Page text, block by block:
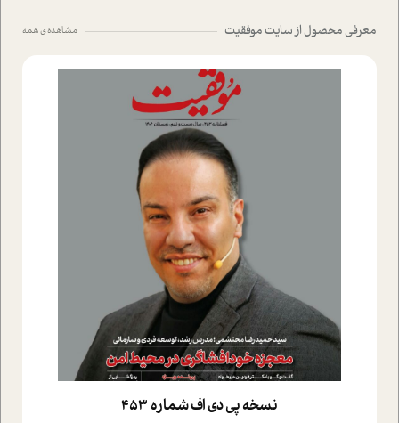
معرفی محصول از سایت موفقیت مشاهده ی همه
نسخه پي دي اف شماره 453